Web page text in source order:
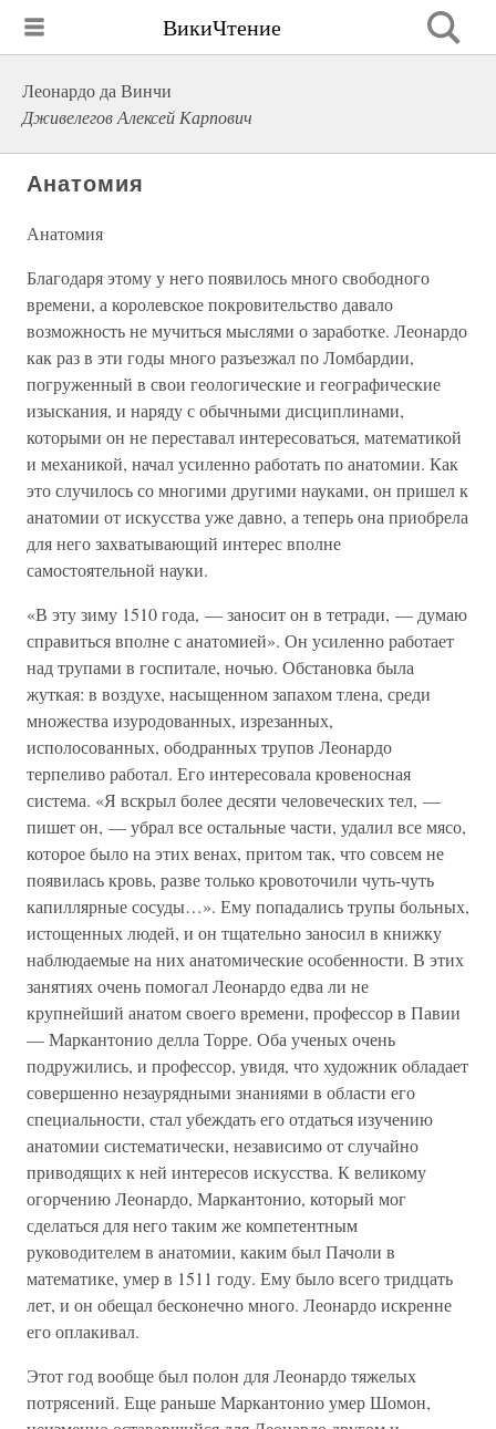
ВикиЧтение
Леонардо да Винчи
Дживелегов Алексей Карпович
Анатомия
Анатомия
Благодаря этому у него появилось много свободного
времени, а королевское покровительство давало
возможность не мучиться мыслями о заработке. Леонардо
как раз в эти годы много разъезжал по Ломбардии,
погруженный в свои геологические и географические
изыскания, и наряду с обычными дисциплинами,
которыми он не переставал интересоваться, математикой
и механикой, начал усиленно работать по анатомии. Как
это случилось со многими другими науками, он пришел к
анатомии от искусства уже давно, а теперь она приобрела
для него захватывающий интерес вполне
самостоятельной науки.
«В эту зиму 1510 года, — заносит он в тетради, — думаю
справиться вполне с анатомией». Он усиленно работает
над трупами в госпитале, ночью. Обстановка была
жуткая: в воздухе, насыщенном запахом тлена, среди
множества изуродованных, изрезанных,
исполосованных, ободранных трупов Леонардо
терпеливо работал. Его интересовала кровеносная
система. «Я вскрыл более десяти человеческих тел, —
пишет он, — убрал все остальные части, удалил все мясо,
которое было на этих венах, притом так, что совсем не
появилась кровь, разве только кровоточили чуть-чуть
капиллярные сосуды…». Ему попадались трупы больных,
истощенных людей, и он тщательно заносил в книжку
наблюдаемые на них анатомические особенности. В этих
занятиях очень помогал Леонардо едва ли не
крупнейший анатом своего времени, профессор в Павии
— Маркантонио делла Торре. Оба ученых очень
подружились, и профессор, увидя, что художник обладает
совершенно незаурядными знаниями в области его
специальности, стал убеждать его отдаться изучению
анатомии систематически, независимо от случайно
приводящих к ней интересов искусства. К великому
огорчению Леонардо, Маркантонио, который мог
сделаться для него таким же компетентным
руководителем в анатомии, каким был Пачоли в
математике, умер в 1511 году. Ему было всего тридцать
лет, и он обещал бесконечно много. Леонардо искренне
его оплакивал.
Этот год вообще был полон для Леонардо тяжелых
потрясений. Еще раньше Маркантонио умер Шомон,